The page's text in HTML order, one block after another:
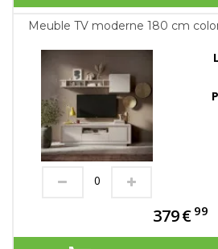
Meuble TV moderne 180 cm
379€ 99